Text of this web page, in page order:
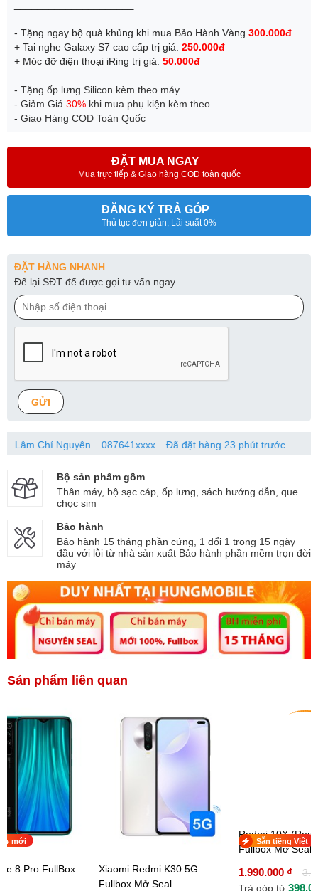
- Tặng ngay bộ quà khủng khi mua Bảo Hành Vàng 300.000đ
+ Tai nghe Galaxy S7 cao cấp trị giá: 250.000đ
+ Móc đỡ điện thoại iRing trị giá: 50.000đ
- Tặng ốp lưng Silicon kèm theo máy
- Giảm Giá 30% khi mua phụ kiện kèm theo
- Giao Hàng COD Toàn Quốc
ĐẶT MUA NGAY
Mua trực tiếp & Giao hàng COD toàn quốc
ĐĂNG KÝ TRẢ GÓP
Thủ tục đơn giản, Lãi suất 0%
ĐẶT HÀNG NHANH
Để lại SĐT để được gọi tư vấn ngay
GỬI
Chí Nguyên 087641xxxx Đã đặt hàng 23 phút trước
Bộ sản phẩm gồm
Thân máy, bộ sạc cáp, ốp lưng, sách hướng dẫn, que
chọc sim
Bảo hành
Bảo hành 15 tháng phần cứng, 1 đổi 1 trong 15 ngày
đầu với lỗi từ nhà sản xuất Bảo hành phần mềm trọn đời
máy
Sản phẩm liên quan
8 Pro FullBox
mới
Xiaomi Redmi K30 5G
Fullbox Mở Seal
Redmi 10X
Fullbox Mở Seal
Sẵn tiếng Việt